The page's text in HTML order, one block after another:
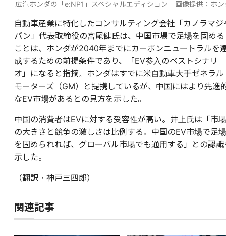
広汽ホンダの「e:NP1」スペシャルエディション 画像提供：ホン
自動車産業に特化したコンサルティング会社「カノラマジ
パン」代表取締役の宮尾健氏は、中国市場で足場を固める
ことは、ホンダが2040年までにカーボンニュートラルを
成するための前提条件であり、「EV参入のベストシナリ
オ」になると指摘。ホンダはすでに米自動車大手ゼネラル
モーターズ（GM）と提携しているが、中国にはより先進
なEV市場があるとの見方を示した。
中国の消費者はEVに対する受容性が高い。井上氏は「市場
の大きさと競争の激しさは比例する。中国のEV市場で足場
を固められれば、グローバル市場でも通用する」との認識
示した。
（翻訳・神戸三四郎）
関連記事